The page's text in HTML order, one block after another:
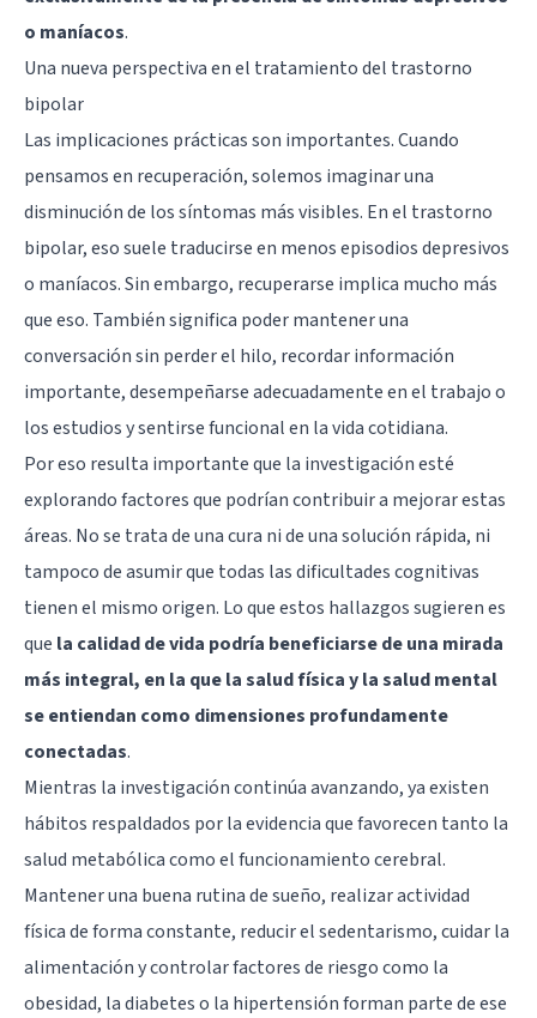
o maníacos.
Una nueva perspectiva en el tratamiento del trastorno
bipolar
Las implicaciones prácticas son importantes. Cuando
pensamos en recuperación, solemos imaginar una
disminución de los síntomas más visibles. En el trastorno
bipolar, eso suele traducirse en menos episodios depresivos
o maníacos. Sin embargo, recuperarse implica mucho más
que eso. También significa poder mantener una
conversación sin perder el hilo, recordar información
importante, desempeñarse adecuadamente en el trabajo o
los estudios y sentirse funcional en la vida cotidiana.
Por eso resulta importante que la investigación esté
explorando factores que podrían contribuir a mejorar estas
áreas. No se trata de una cura ni de una solución rápida, ni
tampoco de asumir que todas las dificultades cognitivas
tienen el mismo origen. Lo que estos hallazgos sugieren es
que la calidad de vida podría beneficiarse de una mirada
más integral, en la que la salud física y la salud mental
se entiendan como dimensiones profundamente
conectadas.
Mientras la investigación continúa avanzando, ya existen
hábitos respaldados por la evidencia que favorecen tanto la
salud metabólica como el funcionamiento cerebral.
Mantener una buena rutina de sueño, realizar actividad
física de forma constante, reducir el sedentarismo, cuidar la
alimentación y controlar factores de riesgo como la
obesidad, la diabetes o la hipertensión forman parte de ese